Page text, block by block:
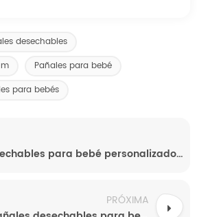
desechables
Pañales para bebé
para bebés
Pañales desechables para bebé personalizados, de fábrica china, OEM, al por mayor, baratos, con muestra gratuita, al mejor precio.
PRÓXIMA